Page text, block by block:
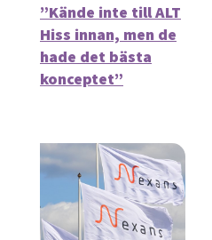
”Kände inte till ALT
Hiss innan, men de
hade det bästa
konceptet”